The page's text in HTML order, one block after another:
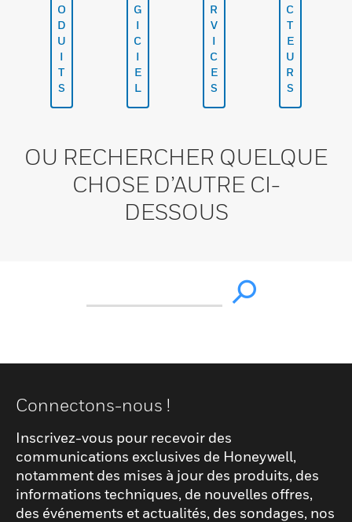
O
D
U
I
T
S
G
I
C
I
E
L
R
V
I
C
E
S
C
T
E
U
R
S
OU RECHERCHER QUELQUE
CHOSE D’AUTRE CI-
DESSOUS
Connectons-nous !
Inscrivez-vous pour recevoir des
communications exclusives de Honeywell,
notamment des mises à jour des produits, des
informations techniques, de nouvelles offres,
des événements et actualités, des sondages, nos